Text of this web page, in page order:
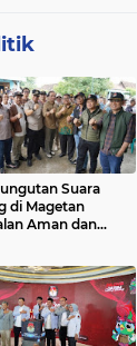
Suara
di Magetan
Aman dan